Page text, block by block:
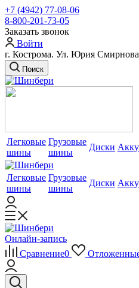
+7 (4942) 77-08-06
8-800-201-73-05
Заказать звонок
Войти
г. Кострома. Ул. Юрия
Поиск
Легковые
шины
Грузовые
шины
Диски
Легковые
шины
Грузовые
шины
Диски
Онлайн-запись
Сравнение0